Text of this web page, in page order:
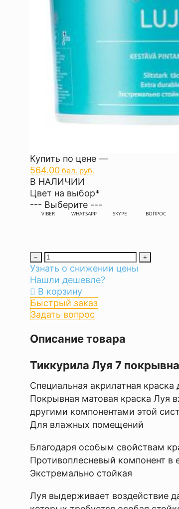
Купить по цене —
564.00 бел. руб.
В НАЛИЧИИ
Цвет на выбор*
--- Выберите ---
VIBER WHATSAPP SKYPE ВОПРОС
− +
Узнать о снижении цены
Нашли дешевле?
В корзину
Быстрый заказ
Задать вопрос
Описание товара
Тиккурила Луя 7
Специальная акрилатная
Покрывная матовая краска Луя
другими компонентами этой
Для влажных помещений
Благодаря особым свойствам
Противоплесневый компонент в
Экстремально стойкая
Луя выдерживает воздействие